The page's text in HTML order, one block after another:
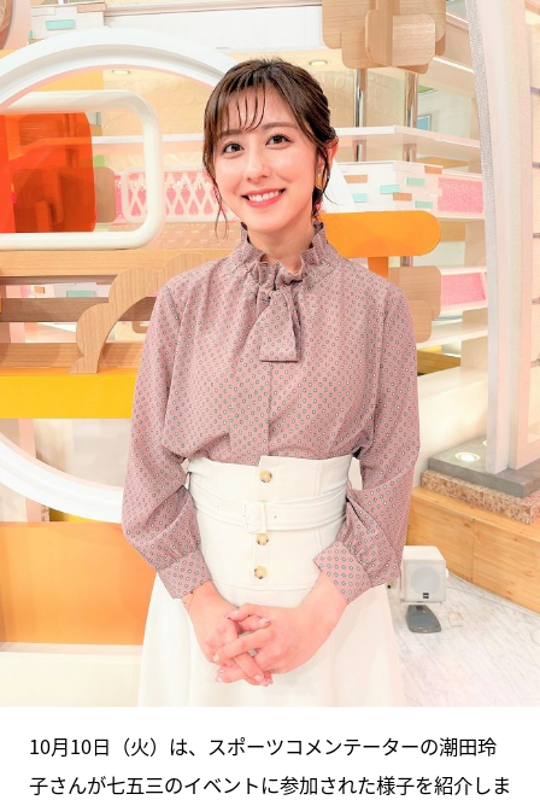
10月10日（火）は、スポーツコメンテーターの潮田玲
子さんが七五三のイベントに参加された様子を紹介しま